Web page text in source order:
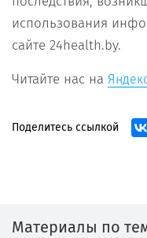
использования
сайте 24health.by.
Читайте нас на
Поделитесь ссылкой
Материалы по